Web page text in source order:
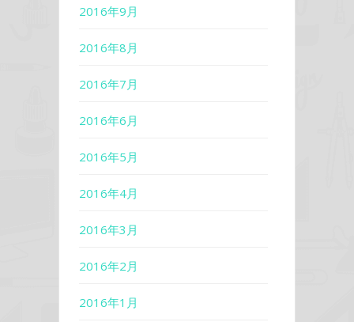
2016年9月
2016年8月
2016年7月
2016年6月
2016年5月
2016年4月
2016年3月
2016年2月
2016年1月